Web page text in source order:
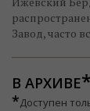
Завод, часто
В АРХИВЕ
*Доступен